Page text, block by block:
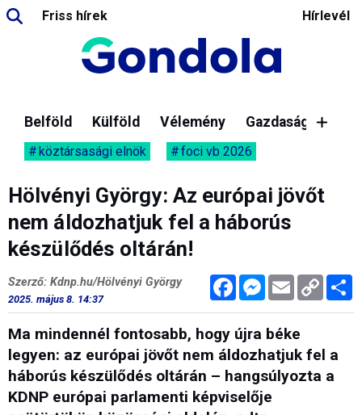
Friss hírek Hírlevél
Belföld Külföld Vélemény Gazdaság
köztársasági elnök foci vb 2026
Hölvényi György: Az európai jövőt
nem áldozhatjuk fel a háborús
készülődés oltárán!
FacebookMessenger
Email Copy
Link
Szerző: Kdnp.hu/Hölvényi György
2025. május 8. 14:37
Ma mindennél fontosabb, hogy újra béke
legyen: az európai jövőt nem áldozhatjuk fel a
háborús készülődés oltárán – hangsúlyozta a
KDNP európai parlamenti képviselője